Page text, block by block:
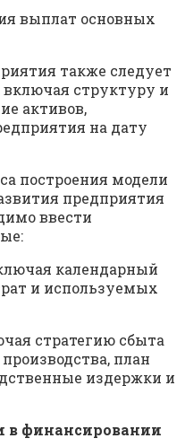
выплат основных
также следует
включая структуру и
активов,
на дату
построения модели
предприятия
ввести
календарный
и используемых
стратегию сбыта
план
издержки и
в финансировании